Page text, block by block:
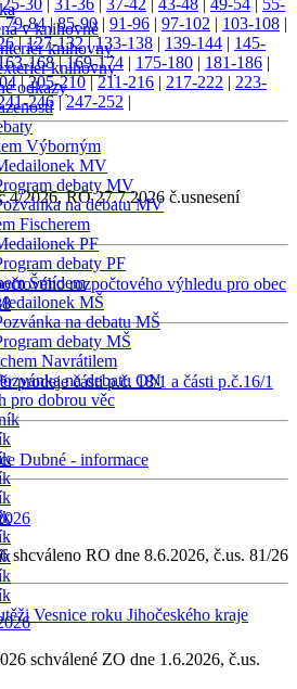
v knihovně
knihovny
knihovny
odkazy
Výborným
MV
debaty MV
na debatu MV
Fischerem
PF
debaty PF
Šmídem
MŠ
na debatu MŠ
debaty MŠ
Navrátilem
na debatu ON
pro dobrou věc
Vesnice roku Jihočeského kraje
79-84|85-90| 91-96 | 97-102 | 103-108 |
|127-132|133-138 | 139-144 | 145-
168|169-174 | 175-180 | 181-186 |
|205-210|211-216 | 217-222 | 223-
246|247-252 |
2026, RO 27.7.2026 č.usnesení
rozpočtového výhledu pro obec
prodeje části p.č. 18/1 a části p.č.16/1
Dubné - informace
shcváleno RO dne 8.6.2026, č.us. 81/26
schválené ZO dne 1.6.2026, č.us.